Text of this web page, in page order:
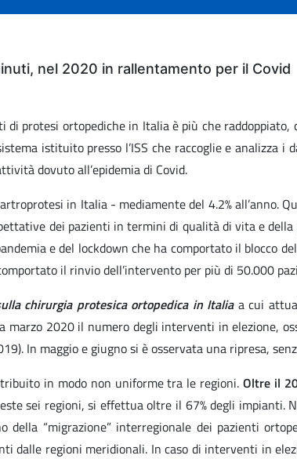
nel 2020 in rallentamento per il Covid
protesi ortopediche in Italia è più che
istituito presso l’ISS che raccoglie e analizza
dovuto all’epidemia di Covid.
in Italia - mediamente del 4.2% all’anno.
dei pazienti in termini di qualità di vita e
e del lockdown che ha comportato il blocco
il rinvio dell’intervento per più di 50.000
chirurgia protesica ortopedica in Italiaa cui
marzo 2020 il numero degli interventi in elezione,
In maggio e giugno si è osservata una ripresa,
in modo non uniforme tra le regioni.Oltre il
sei regioni, si effettua oltre il 67% degli
“migrazione” interregionale dei pazienti
regioni meridionali. In caso di interventi in